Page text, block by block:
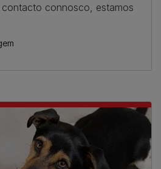
contacto connosco, estamos